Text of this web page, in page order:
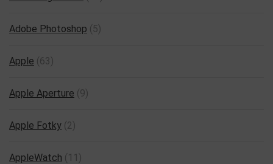
Adobe Photoshop (5)
Apple (63)
Apple Aperture (9)
Apple Fotky (2)
AppleWatch (11)